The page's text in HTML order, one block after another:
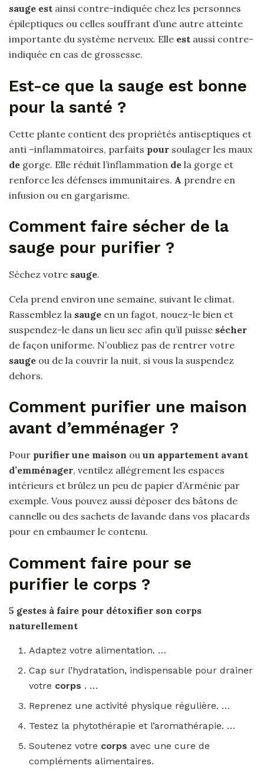
sauge est ainsi contre-indiquée chez les personnes
épileptiques ou celles souffrant d’une autre atteinte
importante du système nerveux. Elle est aussi contre-
indiquée en cas de grossesse.
Est-ce que la sauge est bonne
pour la santé ?
Cette plante contient des propriétés antiseptiques et
anti –inflammatoires, parfaits pour soulager les maux
de gorge. Elle réduit l’inflammation de la gorge et
renforce les défenses immunitaires. A prendre en
infusion ou en gargarisme.
Comment faire sécher de la
sauge pour purifier ?
Séchez votre sauge.
Cela prend environ une semaine, suivant le climat.
Rassemblez la sauge en un fagot, nouez-le bien et
suspendez-le dans un lieu sec afin qu’il puisse sécher
de façon uniforme. N’oubliez pas de rentrer votre
sauge ou de la couvrir la nuit, si vous la suspendez
dehors.
Comment purifier une maison
avant d’emménager ?
Pour purifier une maison ou un appartement avant
d’emménager, ventilez allégrement les espaces
intérieurs et brûlez un peu de papier d’Arménie par
exemple. Vous pouvez aussi déposer des bâtons de
cannelle ou des sachets de lavande dans vos placards
pour en embaumer le contenu.
Comment faire pour se
purifier le corps ?
5 gestes à faire pour détoxifier son corps
naturellement
Adaptez votre alimentation. …
Cap sur l’hydratation, indispensable pour drainer
votre corps . …
Reprenez une activité physique régulière. …
Testez la phytothérapie et l’aromathérapie. …
Soutenez votre corpsavec une cure de
compléments alimentaires.